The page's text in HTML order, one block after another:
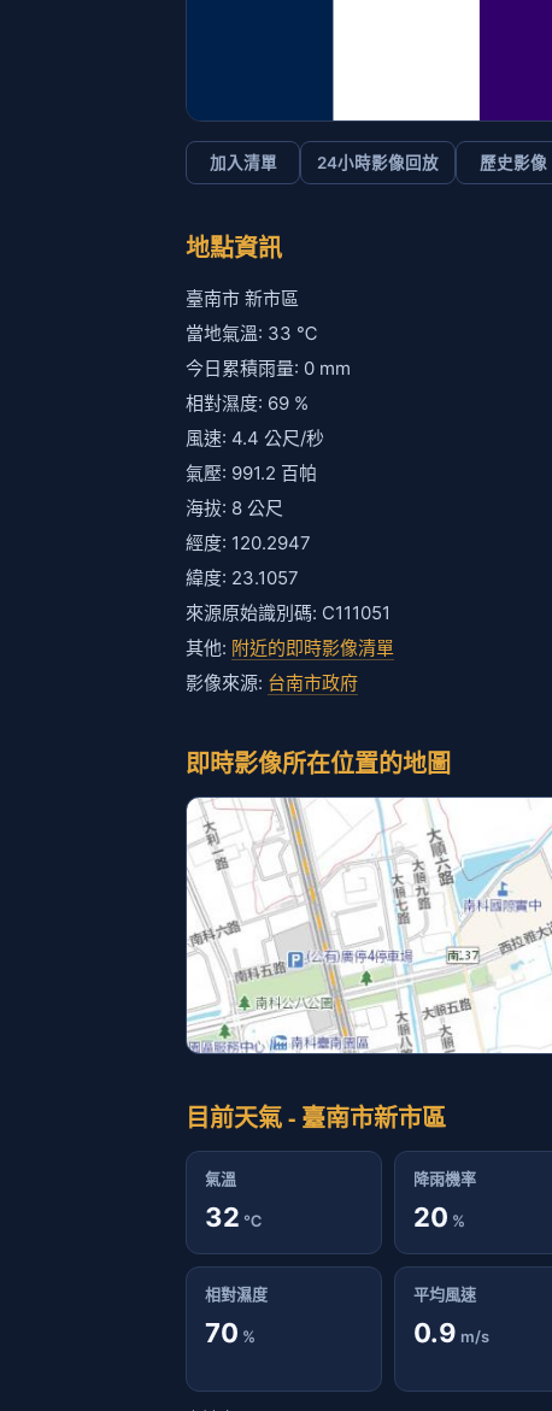
加入清單 24小時影像回放 歷史影像
地點資訊
臺南市 新市區
當地氣溫: 33 ℃
今日累積雨量: 0 mm
相對濕度: 69 %
風速: 4.4 公尺/秒
氣壓: 991.2 百帕
海拔: 8 公尺
經度: 120.2947
緯度: 23.1057
來源原始識別碼: C111051
其他: 附近的即時影像清單
影像來源: 台南市政府
即時影像所在位置的地圖
目前天氣 - 臺南市新市區
氣溫
32 ℃
降雨機率
20 %
相對濕度
70 %
平均風速
0.9 m/s